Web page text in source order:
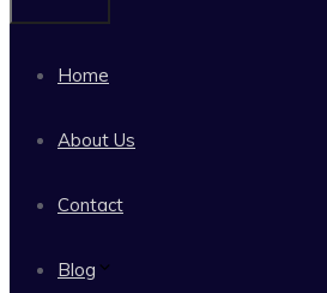
Home
About Us
Contact
Blog